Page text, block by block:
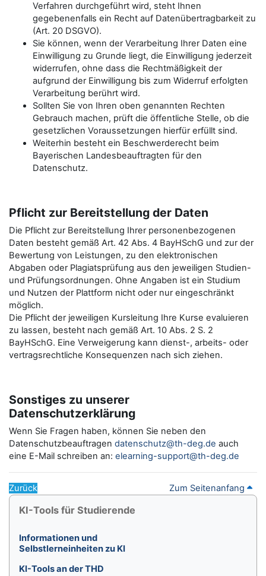
Verfahren durchgeführt wird, steht Ihnen
gegebenenfalls ein Recht auf Datenübertragbarkeit zu
(Art. 20 DSGVO).
Sie können, wenn der Verarbeitung Ihrer Daten eine
Einwilligung zu Grunde liegt, die Einwilligung jederzeit
widerrufen, ohne dass die Rechtmäßigkeit der
aufgrund der Einwilligung bis zum Widerruf erfolgten
Verarbeitung berührt wird.
Sollten Sie von Ihren oben genannten Rechten
Gebrauch machen, prüft die öffentliche Stelle, ob die
gesetzlichen Voraussetzungen hierfür erfüllt sind.
Weiterhin besteht ein Beschwerderecht beim
Bayerischen Landesbeauftragten für den
Datenschutz.
Pflicht zur Bereitstellung der Daten
Die Pflicht zur Bereitstellung Ihrer personenbezogenen
Daten besteht gemäß Art. 42 Abs. 4 BayHSchG und zur der
Bewertung von Leistungen, zu den elektronischen
Abgaben oder Plagiatsprüfung aus den jeweiligen Studien-
und Prüfungsordnungen. Ohne Angaben ist ein Studium
und Nutzen der Plattform nicht oder nur eingeschränkt
möglich.
Die Pflicht der jeweiligen Kursleitung Ihre Kurse evaluieren
zu lassen, besteht nach gemäß Art. 10 Abs. 2 S. 2
BayHSchG. Eine Verweigerung kann dienst-, arbeits- oder
vertragsrechtliche Konsequenzen nach sich ziehen.
Sonstiges zu unserer
Datenschutzerklärung
Wenn Sie Fragen haben, können Sie neben den
Datenschutzbeauftragen datenschutz@th-deg.de auch
eine E-Mail schreiben an: elearning-support@th-deg.de
Zurück Zum Seitenanfang
Blöcke
KI-Tools für Studierende überspringen
KI-Tools für Studierende
Informationen und
Selbstlerneinheiten zu KI
KI-Tools an der THD